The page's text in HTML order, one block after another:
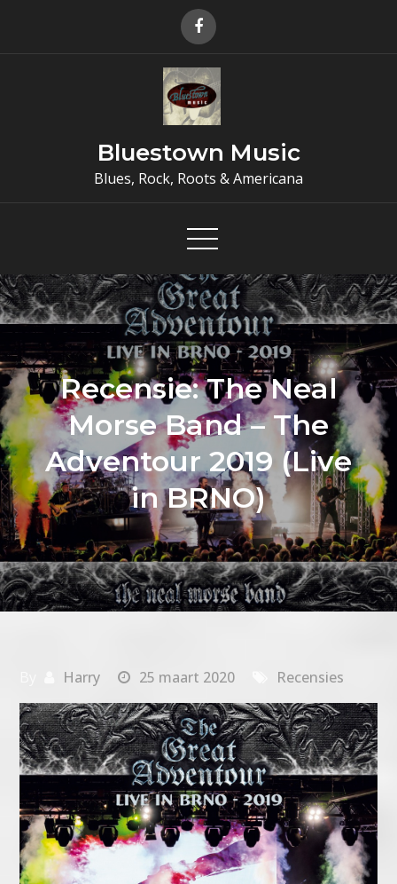
Bluestown Music
Blues, Rock, Roots & Americana
Recensie: The Neal
Morse Band – The
Adventour 2019 (Live
in BRNO)
Harry 25 maart 2020 Recensies